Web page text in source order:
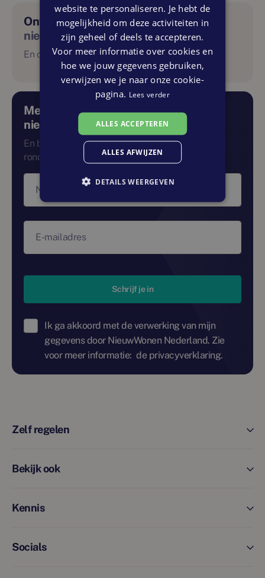
Ontdek binnenkort onze
nieuw wonen app
En ontdek altijd en overal het laatste aanbod.
Meld je aan voor de landelijke
nieuwsbrief
En blijf zo op de hoogte van alle ontwikkelingen
rondom nieuwbouw in Nederland.
Naam
E-mailadres
Schrijf je in
Ik ga akkoord met de verwerking van mijn
gegevens door NieuwWonen Nederland. Zie
voor meer informatie: de privacyverklaring.
Zelf regelen
Bekijk ook
Kennis
Socials
website te personaliseren. Je hebt de
mogelijkheid om deze activiteiten in
zijn geheel of deels te accepteren.
Voor meer informatie over cookies en
hoe we jouw gegevens gebruiken,
verwijzen we je naar onze cookie-
pagina. Lees verder
ALLES ACCEPTEREN
ALLES AFWIJZEN
DETAILS WEERGEVEN